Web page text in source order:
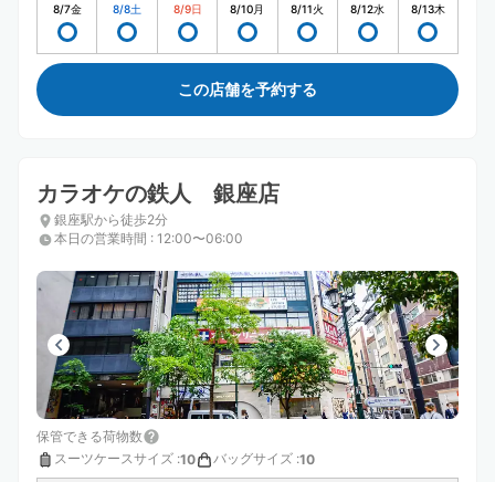
8/7金 8/8土 8/9日 8/10月 8/11火 8/12水 8/13木
この店舗を予約する
カラオケの鉄人 銀座店
銀座駅から徒歩2分
本日の営業時間 : 12:00〜06:00
保管できる荷物数
スーツケースサイズ :10 バッグサイズ :10